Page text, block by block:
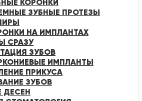
КОРОНКИ
ЗУБНЫЕ ПРОТЕЗЫ
НА ИМПЛАНТАХ
СРАЗУ
ЗУБОВ
ИМПЛАНТЫ
ПРИКУСА
ЗУБОВ
ДЕСЕН